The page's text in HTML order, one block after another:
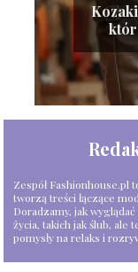
Zespół Fashionhouse.pl
tworzą treści łączące
Doradzamy, jak
życia, takich jak ślub, ale
pomysły na relaks i